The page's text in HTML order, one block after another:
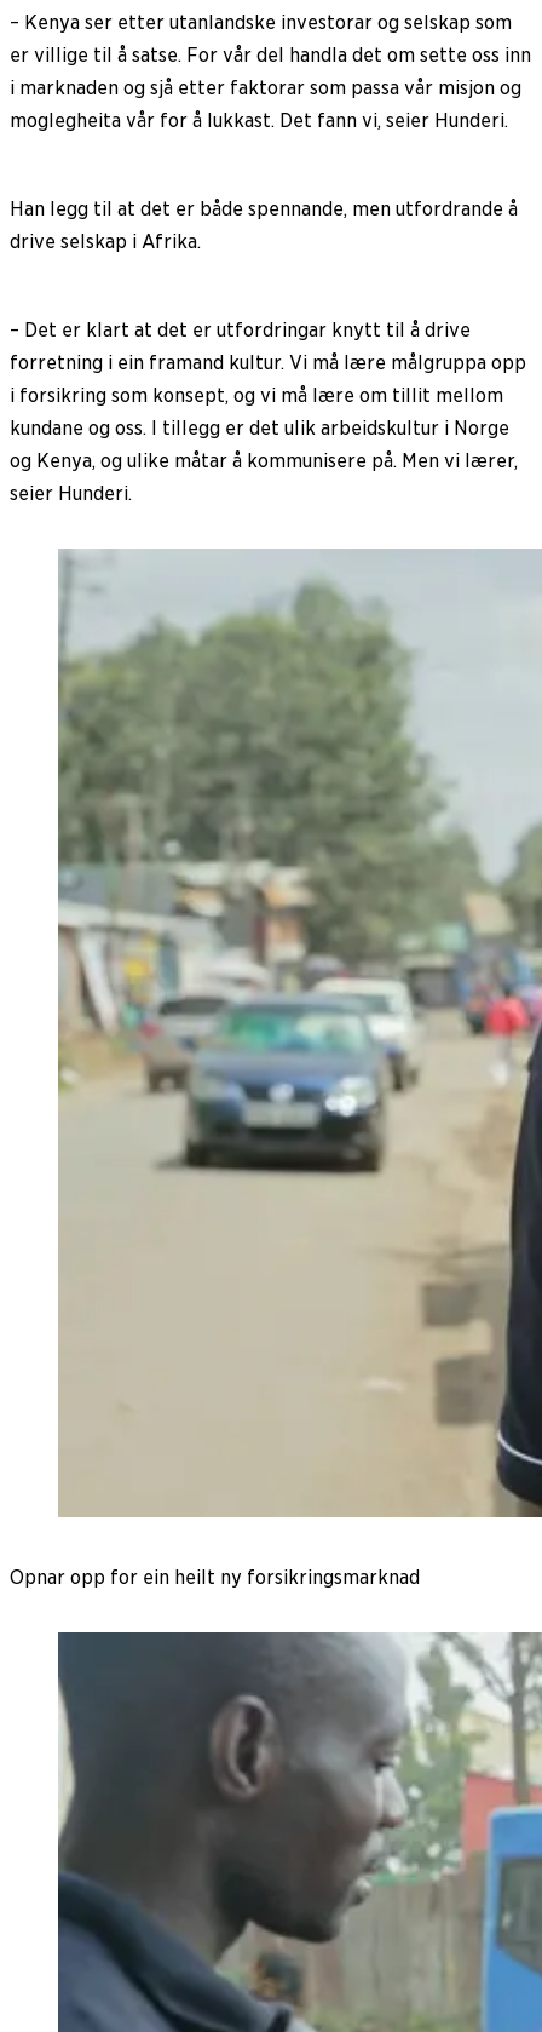
– Kenya ser etter utanlandske investorar og selskap som
er villige til å satse. For vår del handla det om sette oss inn
i marknaden og sjå etter faktorar som passa vår misjon og
moglegheita vår for å lukkast. Det fann vi, seier Hunderi.
Han legg til at det er både spennande, men utfordrande å
drive selskap i Afrika.
– Det er klart at det er utfordringar knytt til å drive
forretning i ein framand kultur. Vi må lære målgruppa opp
i forsikring som konsept, og vi må lære om tillit mellom
kundane og oss. I tillegg er det ulik arbeidskultur i Norge
og Kenya, og ulike måtar å kommunisere på. Men vi lærer,
seier Hunderi.
Opnar opp for ein heilt ny forsikringsmarknad